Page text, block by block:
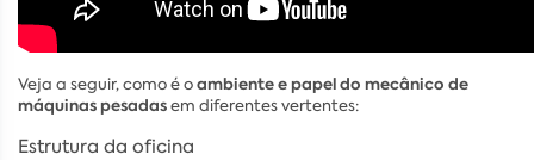
Veja a seguir, como é oambiente e papel do mecânico de
máquinas pesadasem diferentes vertentes:
Estrutura da oficina